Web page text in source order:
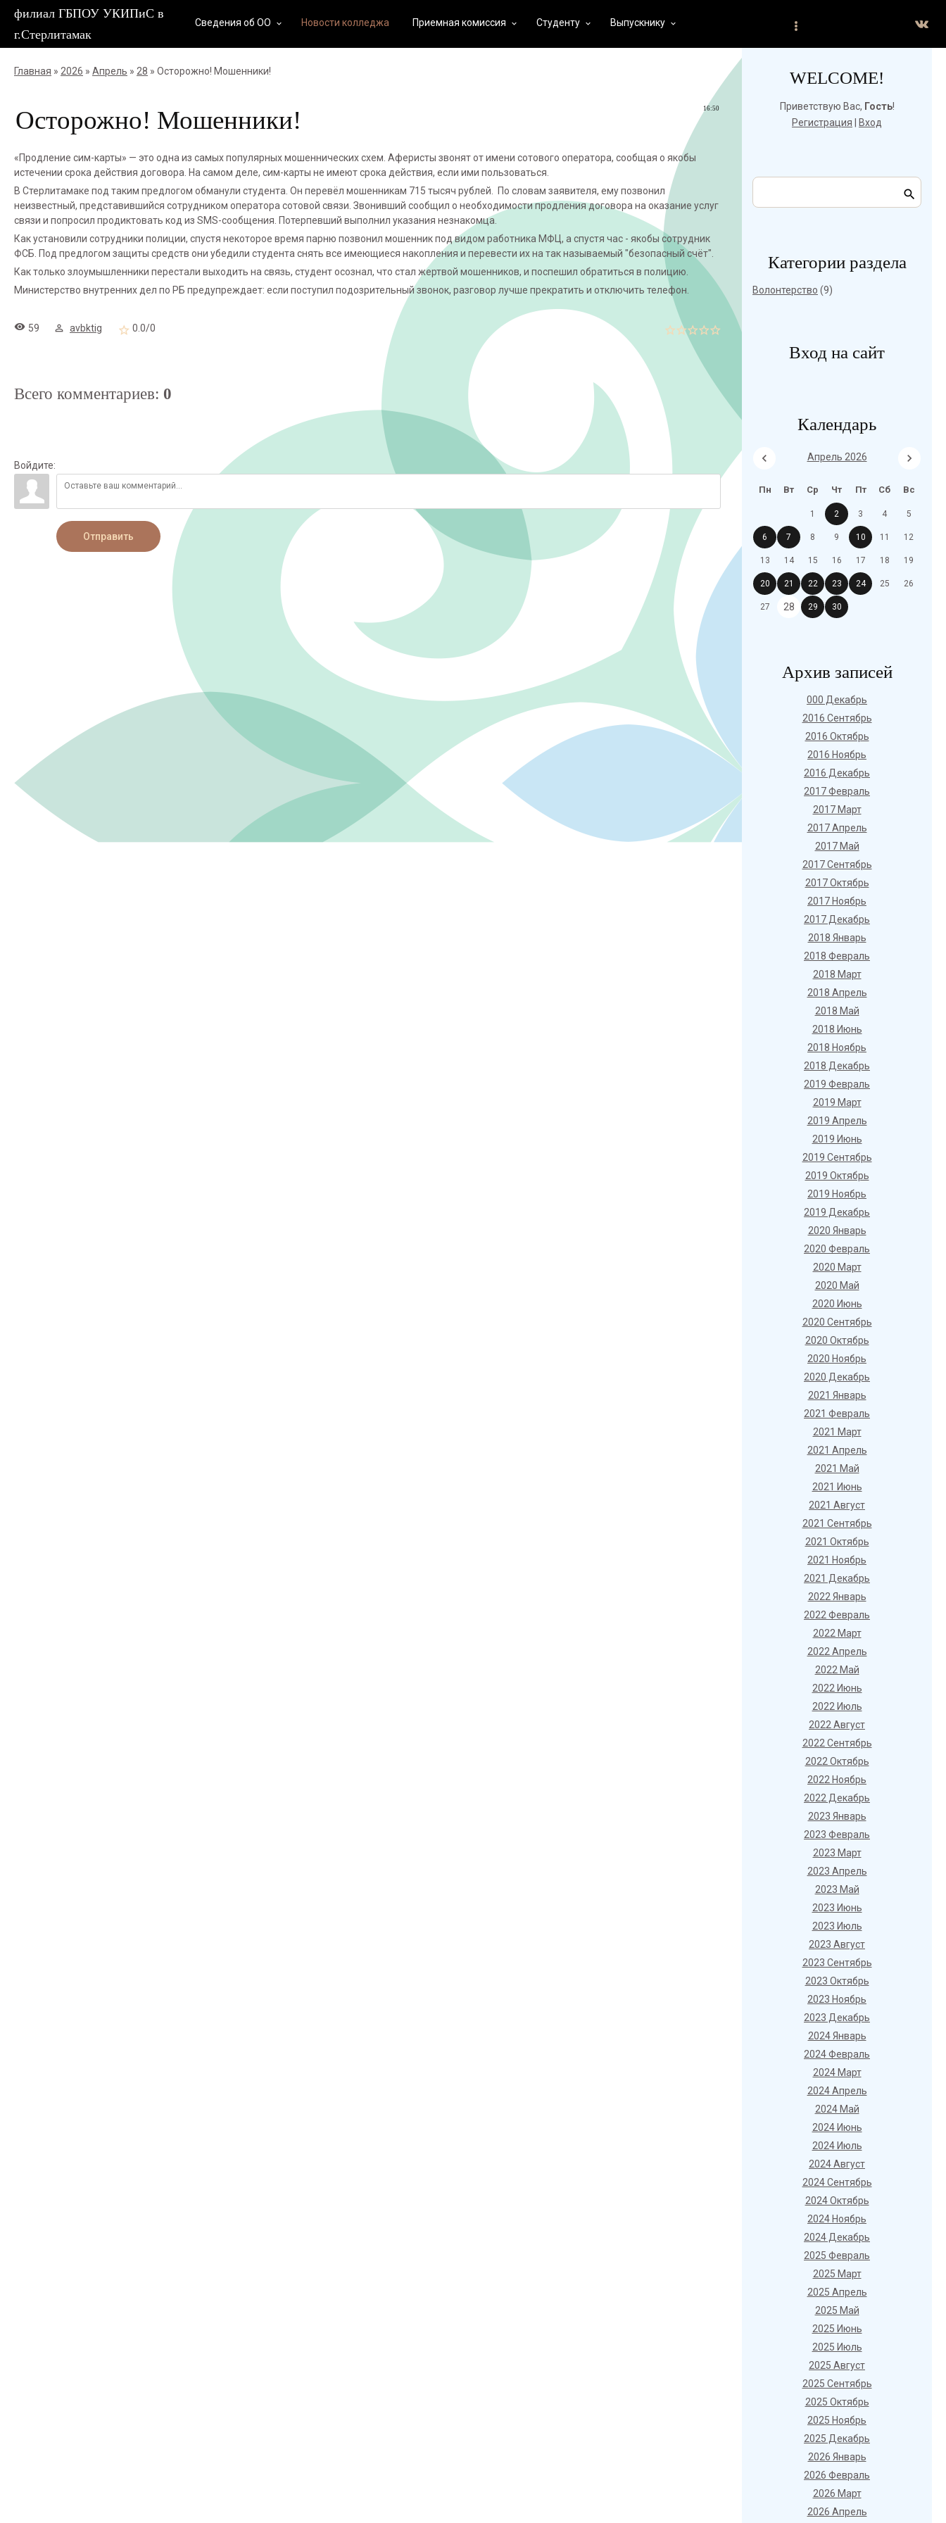
филиал ГБПОУ УКИПиС в
г.Стерлитамак
Сведения об ОО keyboard_arrow_down Новости колледжа Приемная комиссия keyboard_arrow_down Студенту keyboard_arrow_down Выпускнику keyboard_arrow_down
Главная » 2026 » Апрель » 28 » Осторожно! Мошенники!
16:50
Осторожно! Мошенники!
«Продление сим-карты» — это одна из самых популярных мошеннических схем. Аферисты звонят от имени сотового оператора, сообщая о якобы
истечении срока действия договора. На самом деле, сим-карты не имеют срока действия, если ими пользоваться.
В Стерлитамаке под таким предлогом обманули студента. Он перевёл мошенникам 715 тысяч рублей. По словам заявителя, ему позвонил
неизвестный, представившийся сотрудником оператора сотовой связи. Звонивший сообщил о необходимости продления договора на оказание услуг
связи и попросил продиктовать код из SMS-сообщения. Потерпевший выполнил указания незнакомца.
Как установили сотрудники полиции, спустя некоторое время парню позвонил мошенник под видом работника МФЦ, а спустя час - якобы сотрудник
ФСБ. Под предлогом защиты средств они убедили студента снять все имеющиеся накопления и перевести их на так называемый "безопасный счёт".
Как только злоумышленники перестали выходить на связь, студент осознал, что стал жертвой мошенников, и поспешил обратиться в полицию.
Министерство внутренних дел по РБ предупреждает: если поступил подозрительный звонок, разговор лучше прекратить и отключить телефон.
59 avbktig 0.0/0
Всего комментариев: 0
Войдите:
Отправить
WELCOME!
Приветствую Вас, Гость!
Регистрация
Вход
Категории раздела
Волонтерство (9)
Вход на сайт
Календарь
Апрель 2026
Пн Вт Ср Чт Пт Сб Вс
1 2 3 4 5
6 7 8 9 10 11 12
13 14 15 16 17 18 19
20 21 22 23 24 25 26
27 28 29 30
Архив записей
000 Декабрь
2016 Сентябрь
2016 Октябрь
2016 Ноябрь
2016 Декабрь
2017 Февраль
2017 Март
2017 Апрель
2017 Май
2017 Сентябрь
2017 Октябрь
2017 Ноябрь
2017 Декабрь
2018 Январь
2018 Февраль
2018 Март
2018 Апрель
2018 Май
2018 Июнь
2018 Ноябрь
2018 Декабрь
2019 Февраль
2019 Март
2019 Апрель
2019 Июнь
2019 Сентябрь
2019 Октябрь
2019 Ноябрь
2019 Декабрь
2020 Январь
2020 Февраль
2020 Март
2020 Май
2020 Июнь
2020 Сентябрь
2020 Октябрь
2020 Ноябрь
2020 Декабрь
2021 Январь
2021 Февраль
2021 Март
2021 Апрель
2021 Май
2021 Июнь
2021 Август
2021 Сентябрь
2021 Октябрь
2021 Ноябрь
2021 Декабрь
2022 Январь
2022 Февраль
2022 Март
2022 Апрель
2022 Май
2022 Июнь
2022 Июль
2022 Август
2022 Сентябрь
2022 Октябрь
2022 Ноябрь
2022 Декабрь
2023 Январь
2023 Февраль
2023 Март
2023 Апрель
2023 Май
2023 Июнь
2023 Июль
2023 Август
2023 Сентябрь
2023 Октябрь
2023 Ноябрь
2023 Декабрь
2024 Январь
2024 Февраль
2024 Март
2024 Апрель
2024 Май
2024 Июнь
2024 Июль
2024 Август
2024 Сентябрь
2024 Октябрь
2024 Ноябрь
2024 Декабрь
2025 Февраль
2025 Март
2025 Апрель
2025 Май
2025 Июнь
2025 Июль
2025 Август
2025 Сентябрь
2025 Октябрь
2025 Ноябрь
2025 Декабрь
2026 Январь
2026 Февраль
2026 Март
2026 Апрель